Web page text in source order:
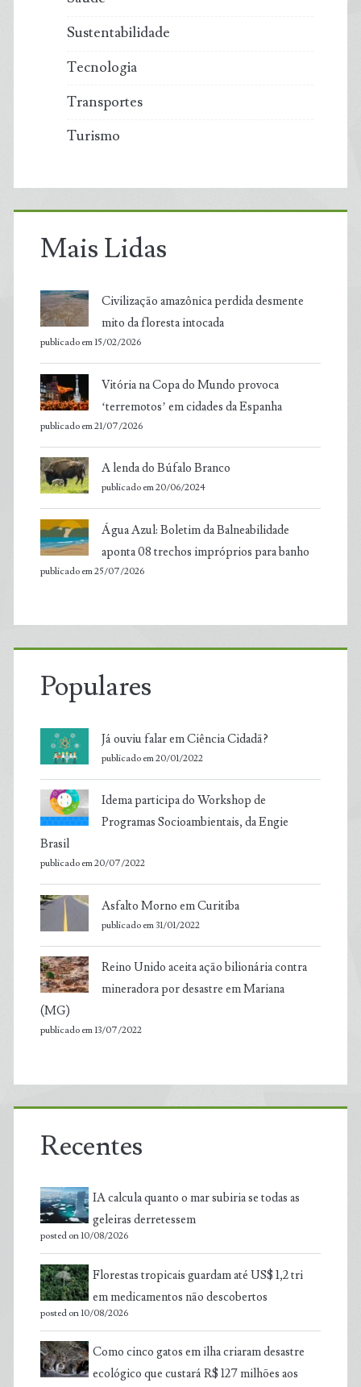
Sustentabilidade
Tecnologia
Transportes
Turismo
Mais Lidas
Civilização amazônica perdida desmente
mito da floresta intocada
publicado em 15/02/2026
Vitória na Copa do Mundo provoca
‘terremotos’ em cidades da Espanha
publicado em 21/07/2026
A lenda do Búfalo Branco
publicado em 20/06/2024
Água Azul: Boletim da Balneabilidade
aponta 08 trechos impróprios para banho
publicado em 25/07/2026
Populares
Já ouviu falar em Ciência Cidadã?
publicado em 20/01/2022
Idema participa do Workshop de
Programas Socioambientais, da Engie
Brasil
publicado em 20/07/2022
Asfalto Morno em Curitiba
publicado em 31/01/2022
Reino Unido aceita ação bilionária contra
mineradora por desastre em Mariana
(MG)
publicado em 13/07/2022
Recentes
IA calcula quanto o mar subiria se todas as
geleiras derretessem
posted on 10/08/2026
Florestas tropicais guardam até US$ 1,2 tri
em medicamentos não descobertos
posted on 10/08/2026
Como cinco gatos em ilha criaram desastre
ecológico que custará R$ 127 milhões aos